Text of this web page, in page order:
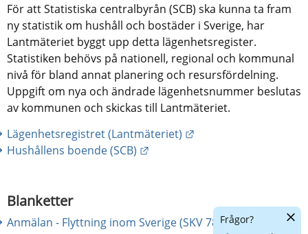
För att Statistiska centralbyrån (SCB) ska kunna ta fram
ny statistik om hushåll och bostäder i Sverige, har
Lantmäteriet byggt upp detta lägenhetsregister.
Statistiken behövs på nationell, regional och kommunal
nivå för bland annat planering och resursfördelning.
Uppgift om nya och ändrade lägenhetsnummer beslutas
av kommunen och skickas till Lantmäteriet.
Lägenhetsregistret (Lantmäteriet)
Hushållens boende (SCB)
Blanketter
Anmälan - Flyttning inom Sverige (SKV 7845)Frågor?
Dölj